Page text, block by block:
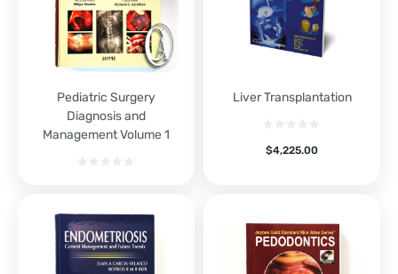
Pediatric Surgery
Diagnosis and
Management Volume 1
Liver Transplantation
$4,225.00